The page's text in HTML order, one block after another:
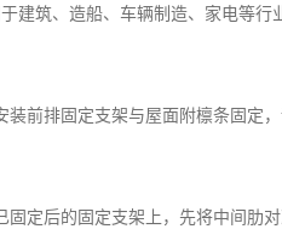
建筑、造船、车辆制造、家电等
装前排固定支架与屋面附檩条固定
固定后的固定支架上，先将中间肋